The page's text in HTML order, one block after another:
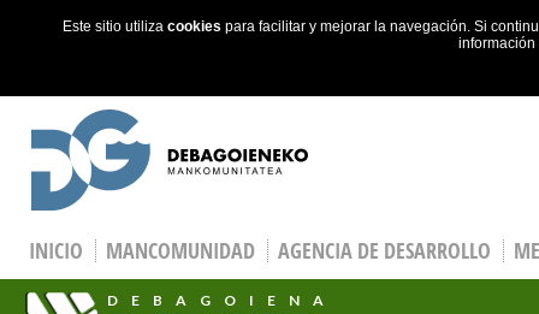
Este sitio utiliza cookies para facilitar y mejorar la navegación. Si
Skip to main content
INICIO MANCOMUNIDAD AGENCIA DE DESARROLLO
DEBAGOIENA